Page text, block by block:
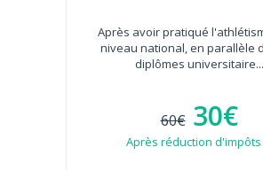
Après avoir pratiqué
niveau national, en parallèle
diplômes universitaire...
60€ 30€
Après réduction d'impôts